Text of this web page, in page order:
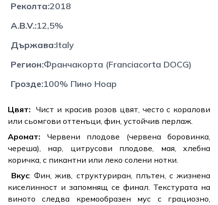
Реколта:2018
A.B.V.:12,5%
Държава:Italy
Регион:Франчакорта (Franciacorta DOCG)
Грозде:100% Пино Ноар
Цвят: Чист и красив розов цвят, често с коралови
или сьомгови оттенъци, фин, устойчив перлаж.
Аромат: Червени плодове (червена боровинка,
череша), нар, цитрусови плодове, мая, хлебна
коричка, с пикантни или леко солени нотки.
Вкус: Фин, жив, структуриран, плътен, с жизнена
киселинност и запомнящ се финал. Текстурата на
виното следва кремообразен мус с грациозно,